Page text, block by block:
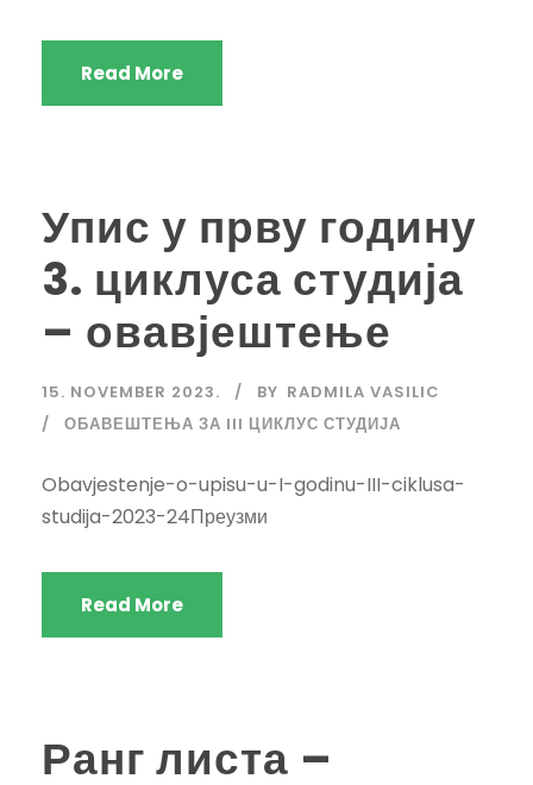
Read More
Упис у прву годину
3. циклуса студија
– овавјештење
15. NOVEMBER 2023. BY RADMILA VASILIC
ОБАВЕШТЕЊА ЗА III ЦИКЛУС СТУДИЈА
Obavjestenje-o-upisu-u-I-godinu-III-ciklusa-
studija-2023-24Преузми
Read More
Ранг листа –